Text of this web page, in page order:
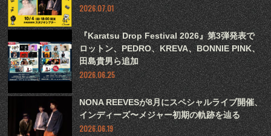
2026.07.01
『Karatsu Drop Festival 2026』第3弾発表で
ロットン、PEDRO、KREVA、BONNIE PINK、
田島貴男ら追加
2026.06.25
NONA REEVESが8月にスペシャルライブ開催、
インディーズ〜メジャー初期の軌跡を辿る
2026.06.19